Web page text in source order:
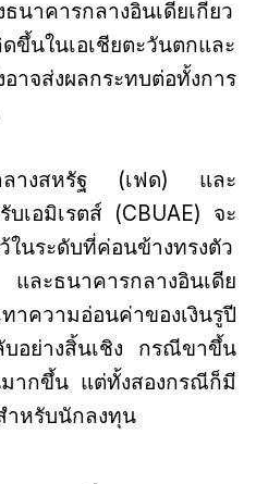
นาคารกลางอินเดียเกี่ยว
ขึ้นในเอเชียตะวันตกและ
ส่งผลกระทบต่อทั้งการ
างสหรัฐ (เฟด) และ
เอมิเรตส์ (CBUAE) จะ
ในระดับที่ค่อนข้างทรงตัว
ละธนาคารกลางอินเดีย
ความอ่อนค่าของเงินรูปี
อย่างสิ้นเชิง กรณีขาขึ้น
ากขึ้น แต่ทั้งสองกรณีก็มี
ำหรับนักลงทุน